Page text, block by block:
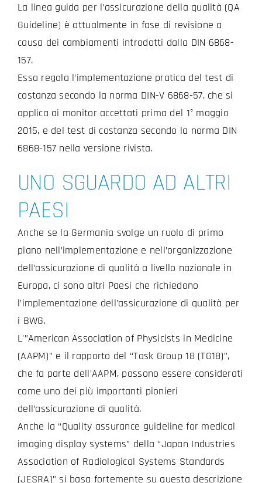
La linea guida per l’assicurazione della qualità (QA
Guideline) è attualmente in fase di revisione a
causa dei cambiamenti introdotti dalla DIN 6868-
157.
Essa regola l’implementazione pratica del test di
costanza secondo la norma DIN-V 6868-57, che si
applica ai monitor accettati prima del 1° maggio
2015, e del test di costanza secondo la norma DIN
6868-157 nella versione rivista.
UNO SGUARDO AD ALTRI
PAESI
Anche se la Germania svolge un ruolo di primo
piano nell’implementazione e nell’organizzazione
dell’assicurazione di qualità a livello nazionale in
Europa, ci sono altri Paesi che richiedono
l’implementazione dell’assicurazione di qualità per
i BWG.
L'”American Association of Physicists in Medicine
(AAPM)” e il rapporto del “Task Group 18 (TG18)”,
che fa parte dell’AAPM, possono essere considerati
come uno dei più importanti pionieri
dell’assicurazione di qualità.
Anche la “Quality assurance guideline for medical
imaging display systems” della “Japan Industries
Association of Radiological Systems Standards
(JESRA)” si basa fortemente su questa descrizione